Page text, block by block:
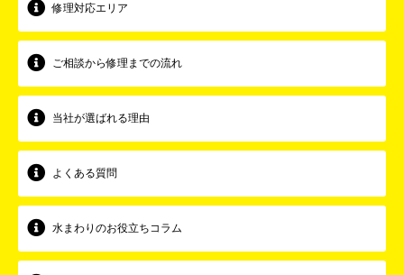
修理対応エリア
ご相談から修理までの流れ
当社が選ばれる理由
よくある質問
水まわりのお役立ちコラム